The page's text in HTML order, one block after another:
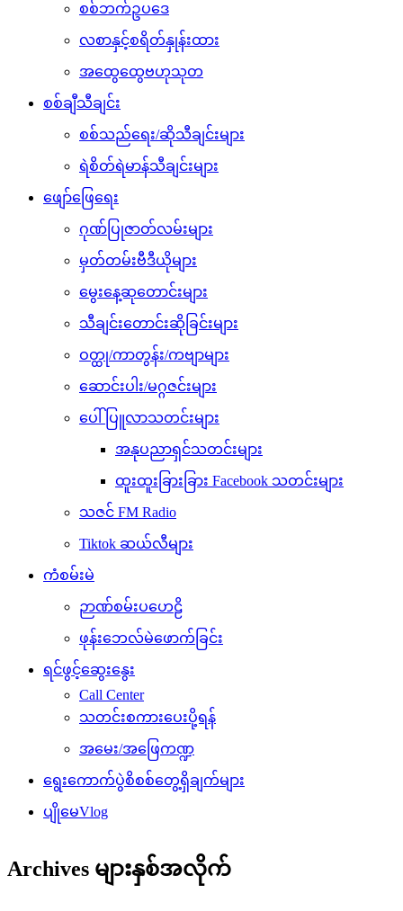
စစ်ဘက်ဥပဒေ
လစာနှင့်စရိတ်နှုန်းထား
အထွေထွေဗဟုသုတ
စစ်ချီသီချင်း
စစ်သည်ရေး/ဆိုသီချင်းများ
ရဲစိတ်ရဲမာန်သီချင်းများ
ဖျော်ဖြေရေး
ဂုဏ်ပြုဇာတ်လမ်းများ
မှတ်တမ်းဗီဒီယိုများ
မွေးနေ့ဆုတောင်းများ
သီချင်းတောင်းဆိုခြင်းများ
ဝတ္ထု/ကာတွန်း/ကဗျာများ
ဆောင်းပါး/မဂ္ဂဇင်းများ
ပေါ်ပြူလာသတင်းများ
အနုပညာရှင်သတင်းများ
ထူးထူးခြားခြား Facebook သတင်းများ
သဇင် FM Radio
Tiktok ဆယ်လီများ
ကံစမ်းမဲ
ဉာဏ်စမ်းပဟေဠိ
ဖုန်းဘေလ်မဲဖောက်ခြင်း
ရင်ဖွင့်ဆွေးနွေး
Call Center
သတင်းစကားပေးပို့ရန်
အမေး/အဖြေကဏ္ဍ
ရွေးကောက်ပွဲစိစစ်တွေ့ရှိချက်များ
ပျိုမေVlog
Archives များနှစ်အလိုက်